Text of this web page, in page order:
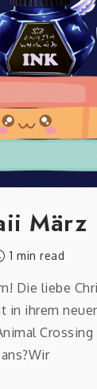
März
1 min read
Die liebe
in ihrem
Crossing